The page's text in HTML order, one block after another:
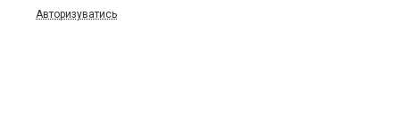
Авторизуватись